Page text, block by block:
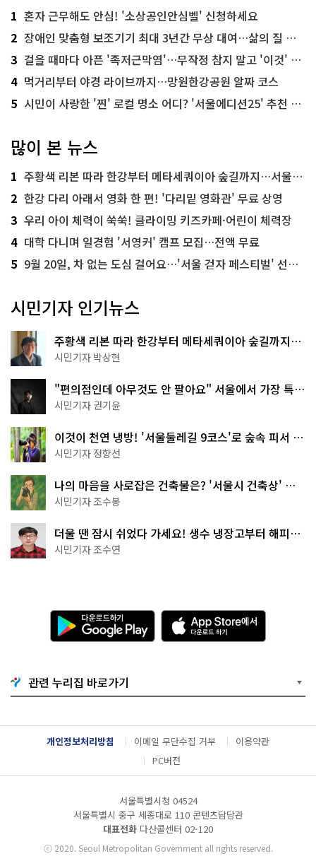
1 혼자 근무해도 안심! '소상공인안심벨' 신청하세요
2 장애인 맞춤형 보조기기 최대 3년간 무상 대여…삶의 질 높인다
3 걸을 때마다 아픈 '족저근막염'…무작정 참지 말고 '이것' 해보세요!
4 먹거리부터 야경 라이브까지…망원한강공원 알짜 코스
5 시민이 사랑한 '찐' 로컬 명소 어디? '서울에디션25' 추천 코스
많이 본 뉴스
1 주황색 리본 따라 한강부터 메타세쿼이아 숲길까지…서울둘레길 15코스
2 한강 다리 아래서 영화 한 편! '다리밑 영화관' 무료 상영
3 우리 아이 체력이 쑥쑥! 클라이밍 키즈카페·어린이 체력장
4 대학 다니며 일경험 '서영커' 캠프 모집…전액 무료
5 9월 20일, 차 없는 도심 걸어요…'서울 걷자 페스티벌' 선착순 5천명
시민기자 인기뉴스
주황색 리본 따라 한강부터 메타세쿼이아 숲길까지…
서울둘레길 15코스
시민기자 박상현
"편의점인데 아무것도 안 팔아요" 서울에서 가장 특별
한 편의점의 정체
시민기자 권기윤
이것이 천연 냉방! '서울둘레길 9코스'로 숲속 피서 떠
나볼까
시민기자 정향선
나의 마음을 사로잡은 건축물은? '서울시 건축상' 수
상작 공개!
시민기자 조수봉
더울 땐 잠시 쉬었다 가세요! 생수 냉장고부터 해피소
·무더위쉼터까지
시민기자 조수연
다
운
로
기
G
o
g
l
e
l
A
p
p
e
서
다
운
드
관련 누리집 바로가기
개인정보처리방침 이메일 무단수집 거부
이용약관
PC버전
서울특별시청 04524
서울특별시 중구 세종대로 110 콘텐츠담당관
대표전화 다산콜센터 02-120
ⓒ2020. Seoul Metropolitan Government all rights reserved.